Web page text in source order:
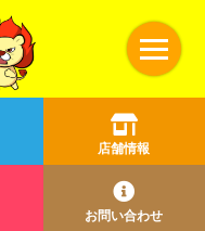
店舗情報
お問い合わせ